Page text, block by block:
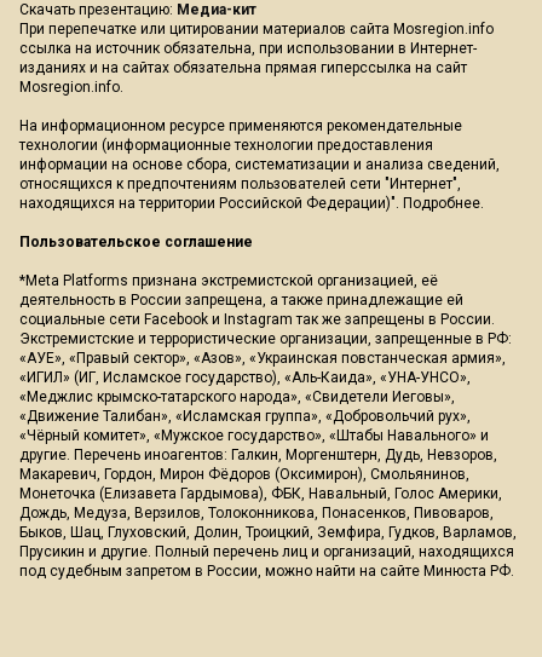
Скачать презентацию: Медиа-кит
При перепечатке или цитировании материалов сайта Mosregion.info
ссылка на источник обязательна, при использовании в Интернет-
изданиях и на сайтах обязательна прямая гиперссылка на сайт
Mosregion.info.
На информационном ресурсе применяются рекомендательные
технологии (информационные технологии предоставления
информации на основе сбора, систематизации и анализа сведений,
относящихся к предпочтениям пользователей сети "Интернет",
находящихся на территории Российской Федерации)". Подробнее.
Пользовательское соглашение
*Meta Platforms признана экстремистской организацией, её
деятельность в России запрещена, а также принадлежащие ей
социальные сети Facebook и Instagram так же запрещены в России.
Экстремистские и террористические организации, запрещенные в РФ:
«АУЕ», «Правый сектор», «Азов», «Украинская повстанческая армия»,
«ИГИЛ» (ИГ, Исламское государство), «Аль-Каида», «УНА-УНСО»,
«Меджлис крымско-татарского народа», «Свидетели Иеговы»,
«Движение Талибан», «Исламская группа», «Добровольчий рух»,
«Чёрный комитет», «Мужское государство», «Штабы Навального» и
другие. Перечень иноагентов: Галкин, Моргенштерн, Дудь, Невзоров,
Макаревич, Гордон, Мирон Фёдоров (Оксимирон), Смольянинов,
Монеточка (Елизавета Гардымова), ФБК, Навальный, Голос Америки,
Дождь, Медуза, Верзилов, Толоконникова, Понасенков, Пивоваров,
Быков, Шац, Глуховский, Долин, Троицкий, Земфира, Гудков, Варламов,
Прусикин и другие. Полный перечень лиц и организаций, находящихся
под судебным запретом в России, можно найти на сайте Минюста РФ.